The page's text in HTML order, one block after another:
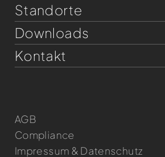
Standorte
Downloads
Kontakt
AGB
Compliance
Impressum & Datenschutz